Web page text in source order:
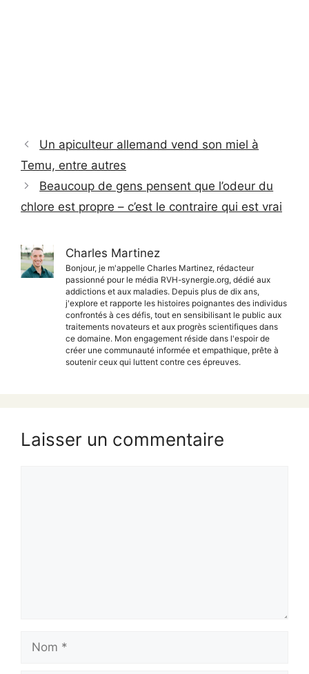
Un apiculteur allemand vend son miel à
Temu, entre autres
Beaucoup de gens pensent que l’odeur du
chlore est propre – c’est le contraire qui est vrai
Charles Martinez
Bonjour, je m'appelle Charles Martinez, rédacteur
passionné pour le média RVH-synergie.org, dédié aux
addictions et aux maladies. Depuis plus de dix ans,
j'explore et rapporte les histoires poignantes des individus
confrontés à ces défis, tout en sensibilisant le public aux
traitements novateurs et aux progrès scientifiques dans
ce domaine. Mon engagement réside dans l'espoir de
créer une communauté informée et empathique, prête à
soutenir ceux qui luttent contre ces épreuves.
Laisser un commentaire
Nom